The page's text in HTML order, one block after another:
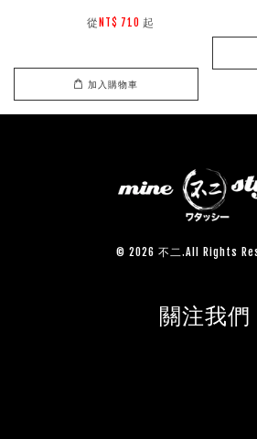
        從
NT$ 710 起
加入購物車
© 2026 不二.All Rights
關注我們